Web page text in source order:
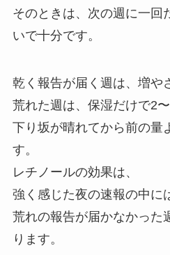
そのときは、次の週に一回
いで十分です。
乾く報告が届く週は、増や
荒れた週は、保湿だけで2
下り坂が晴れてから前の量
す。
レチノールの効果は、
強く感じた夜の速報の中に
荒れの報告が届かなかった
ります。